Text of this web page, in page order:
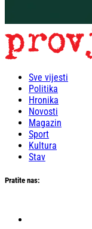
Sve vijesti
Politika
Hronika
Novosti
Magazin
Sport
Kultura
Stav
Pratite nas: